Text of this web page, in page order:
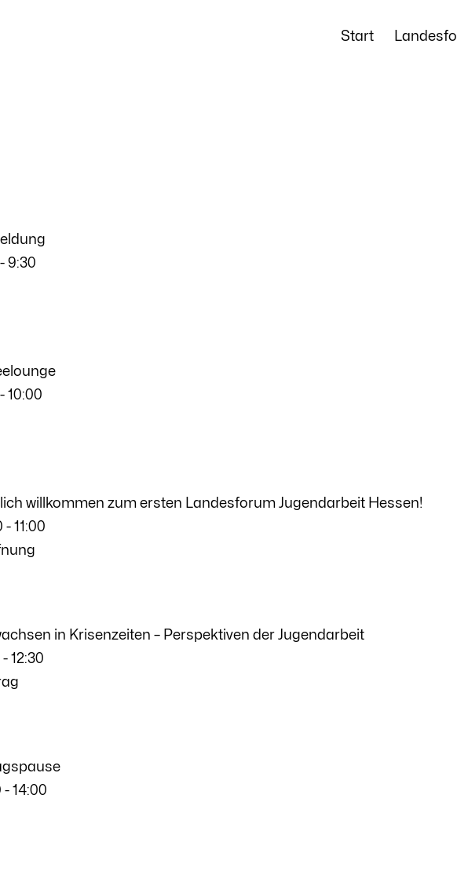
Start
-9:30
-10:00
willkommen zum ersten Landesforum Jugendarbeit Hessen!
-11:00
in Krisenzeiten – Perspektiven der Jugendarbeit
-12:30
-14:00